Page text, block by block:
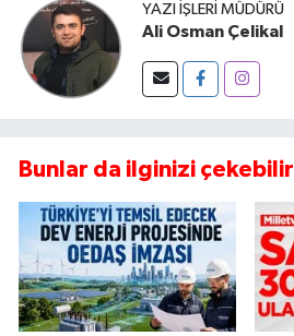
YAZI İŞLERI MÜDÜRÜ
Ali Osman Çelikal
Bunlar da ilginizi çekebilir